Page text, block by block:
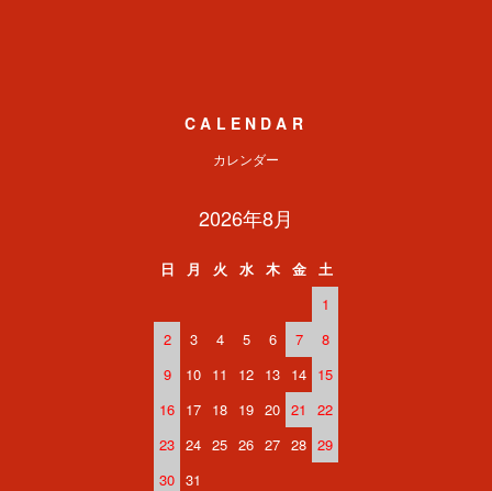
CALENDAR
カレンダー
2026年8月
日 月 火 水 木 金
土
1
2
3 4 5 6 7
8
9
10 11 12 13 14 15
16 17 18 19 20 21
22
23 24 25 26 27 28 29
30 31